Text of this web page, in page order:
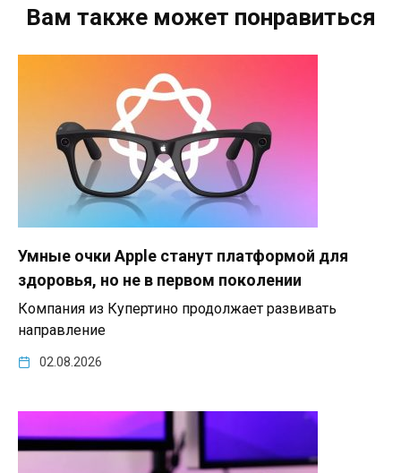
Вам также может понравиться
Умные очки Apple станут платформой для
здоровья, но не в первом поколении
Компания из Купертино продолжает развивать
направление
02.08.2026